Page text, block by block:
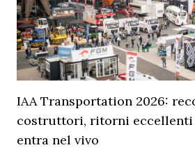
IAA Transportation 2026:
costruttori, ritorni eccellenti
entra nel vivo